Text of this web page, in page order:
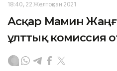
18:40, 22 Желтоқсан 2021
Асқар Мамин
ұлттық комиссия